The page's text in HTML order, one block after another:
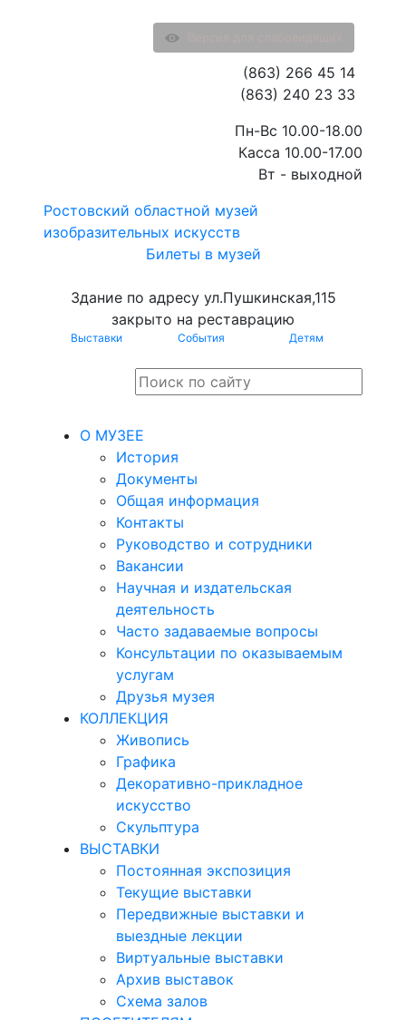
Ростовский областной музей
изобразительных искусств
Билеты в музей
Здание по адресу ул.Пушкинская,115
закрыто на реставрацию
Выставки События Детям
(863) 266 45 14
(863) 240 23 33
Пн-Вс 10.00-18.00
Касса 10.00-17.00
Вт - выходной
О МУЗЕЕ
История
Документы
Общая информация
Контакты
Руководство и сотрудники
Вакансии
Научная и издательская
деятельность
Часто задаваемые вопросы
Консультации по оказываемым
услугам
Друзья музея
КОЛЛЕКЦИЯ
Живопись
Графика
Декоративно-прикладное
искусство
Скульптура
ВЫСТАВКИ
Постоянная экспозиция
Текущие выставки
Передвижные выставки и
выездные лекции
Виртуальные выставки
Архив выставок
Схема залов